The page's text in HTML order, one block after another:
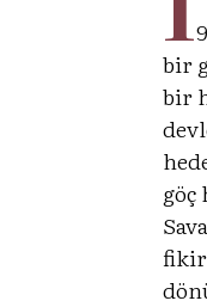
bir
bir
göç
fikir